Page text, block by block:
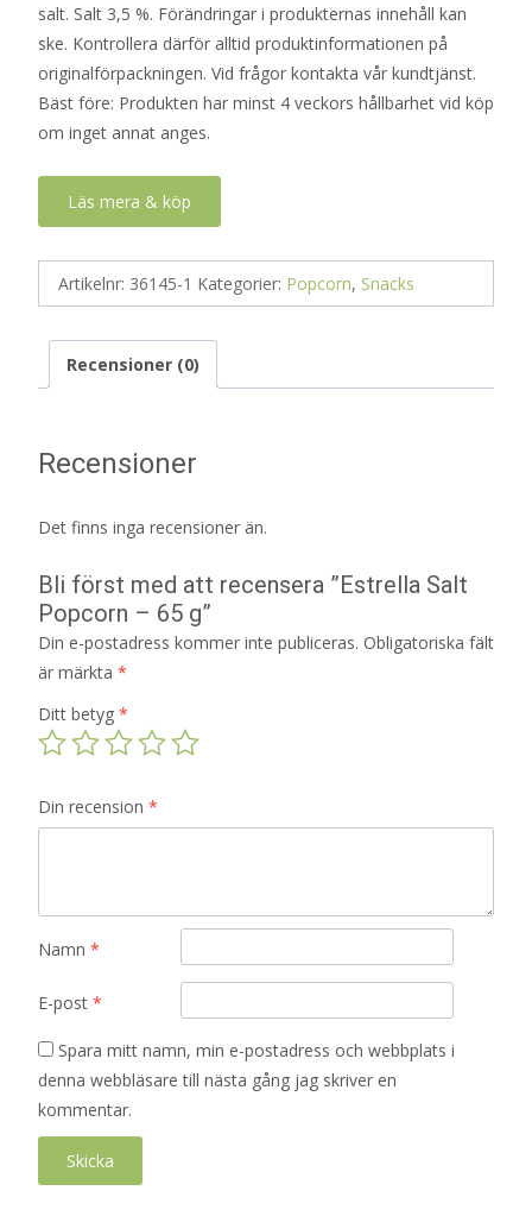
salt. Salt 3,5 %. Förändringar i produkternas innehåll kan
ske. Kontrollera därför alltid produktinformationen på
originalförpackningen. Vid frågor kontakta vår kundtjänst.
Bäst före: Produkten har minst 4 veckors hållbarhet vid köp
om inget annat anges.
Läs mera & köp
Artikelnr: 36145-1 Kategorier: Popcorn, Snacks
Recensioner (0)
Recensioner
Det finns inga recensioner än.
Bli först med att recensera ”Estrella Salt
Popcorn – 65 g”
Din e-postadress kommer inte publiceras. Obligatoriska fält
är märkta *
Ditt betyg *
Din recension *
Namn *
E-post *
Spara mitt namn, min e-postadress och webbplats i
denna webbläsare till nästa gång jag skriver en
kommentar.